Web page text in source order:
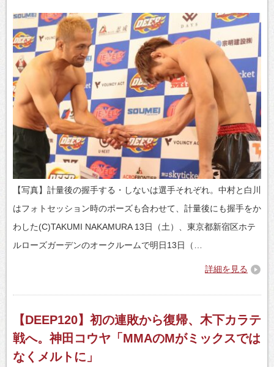
【写真】計量後の握手する・しないは選手それぞれ。中村と白川
はフォトセッション時のポーズも合わせて、計量後にも握手をか
わした(C)TAKUMI NAKAMURA 13日（土）、東京都新宿区ホテ
ルローズガーデンのオークルームで明日13日（…
詳細を見る
【DEEP120】初の連敗から復帰、木下カラテ
戦へ。神田コウヤ「MMAのMがミックスでは
なくメルトに」